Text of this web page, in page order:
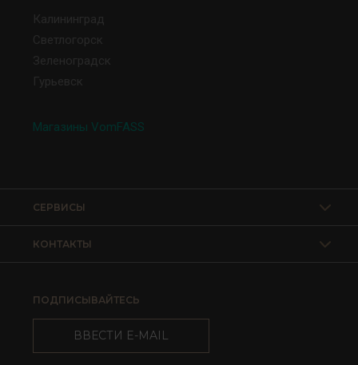
Калининград
Светлогорск
Зеленоградск
Гурьевск
Магазины VomFASS
КОНТАКТЫ
СЕРВИСЫ
ПОДПИСЫВАЙТЕСЬ
ВВЕСТИ E-MAIL